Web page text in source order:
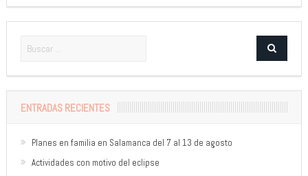
ENTRADAS RECIENTES
Planes en familia en Salamanca del 7 al 13 de agosto
Actividades con motivo del eclipse